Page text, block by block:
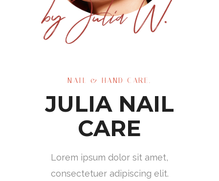
NAIL & HAND CARE.
JULIA NAIL
CARE
Lorem ipsum dolor sit amet,
consectetuer adipiscing elit.